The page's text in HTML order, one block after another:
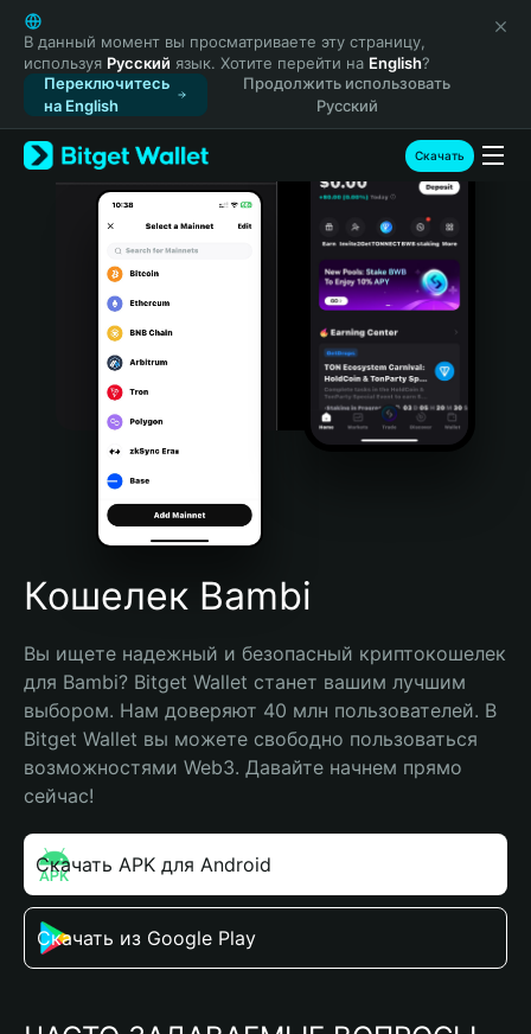
English
日本語
Tiếng Việt
Русский
Español (Latinoamérica)
Türkçe
Italiano
Português (Portugal)
Bahasa Indonesia
Português (Brasil)
Español (Argentina)
В данный момент вы просматриваете эту страницу,
используя Русский язык. Хотите перейти на English?
Переключитесь
на English
Продолжить использовать
Русский
Скачать
Кошелек Bambi
Вы ищете надежный и безопасный криптокошелек
для Bambi? Bitget Wallet станет вашим лучшим
выбором. Нам доверяют 40 млн пользователей. В
Bitget Wallet вы можете свободно пользоваться
возможностями Web3. Давайте начнем прямо
сейчас!
Скачать APK для Android
Скачать из Google Play